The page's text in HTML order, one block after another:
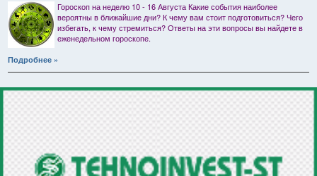
Гороскоп на неделю 10 - 16 Августа Какие события наиболее
вероятны в ближайшие дни? К чему вам стоит подготовиться? Чего
избегать, к чему стремиться? Ответы на эти вопросы вы найдете в
еженедельном гороскопе.
Подробнее »